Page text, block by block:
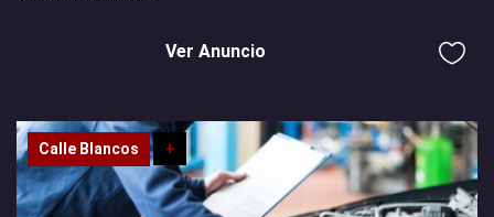
Ver Anuncio
Calle Blancos +